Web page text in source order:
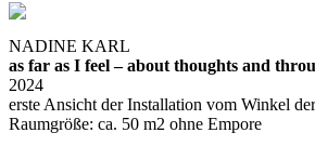
NADINE KARL
as far as I feel – about thoughts and
2024
erste Ansicht der Installation vom Winkel
Raumgröße: ca. 50 m2 ohne Empore